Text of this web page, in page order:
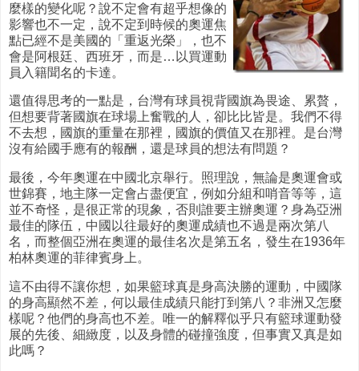
麼樣的變化呢？說不定會有超乎想像的
影響也不一定，說不定到時候的奧運焦
點已經不是美國的「重返光榮」，也不
會是阿根廷、西班牙，而是…以買運動
員入籍聞名的卡達。
還值得思考的一點是，台灣有球員視背國旗為畏途、累贅，
但想要背著國旗在球場上奮戰的人，卻比比皆是。我們不得
不去想，國旗的重量在那裡，國旗的價值又在那裡。是台灣
沒有給國手應有的報酬，還是球員的想法有問題？
最後，今年奧運在中國北京舉行。照理說，無論是奧運會或
世錦賽，地主隊一定會占盡便宜，例如分組和哨音等等，這
並不奇怪，是很正常的現象，否則誰要主辦奧運？身為亞洲
最佳的隊伍，中國以往最好的奧運成績也不過是兩次第八
名，而整個亞洲在奧運的最佳名次是第五名，發生在1936年
柏林奧運的菲律賓身上。
這不由得不讓你想，如果籃球真是身高決勝的運動，中國隊
的身高顯然不差，何以最佳成績只能打到第八？非洲又怎麼
樣呢？他們的身高也不差。唯一的解釋似乎只有籃球運動發
展的先後、細緻度，以及身體的碰撞強度，但事實又真是如
此嗎？